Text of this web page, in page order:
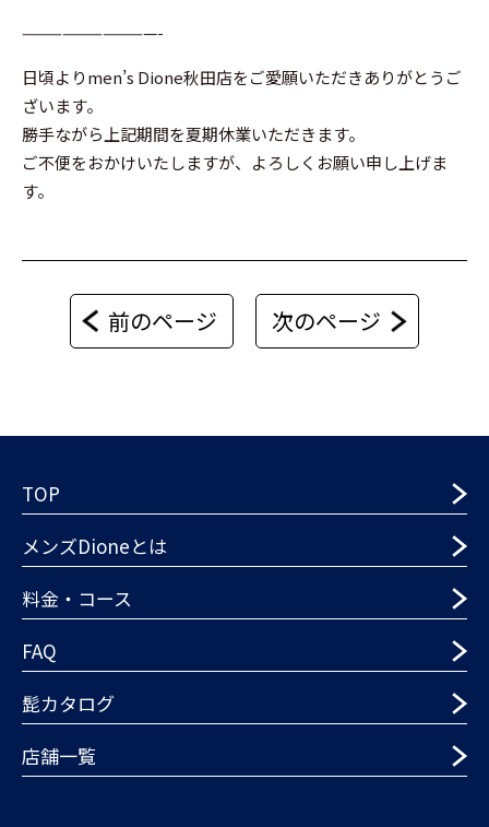
——————————-
日頃よりmen’s Dione秋田店をご愛願いただきありがとうご
ざいます。
勝手ながら上記期間を夏期休業いただきます。
ご不便をおかけいたしますが、よろしくお願い申し上げま
す。
前のページ 次のページ
TOP
メンズDioneとは
料金・コース
FAQ
髭カタログ
店舗一覧